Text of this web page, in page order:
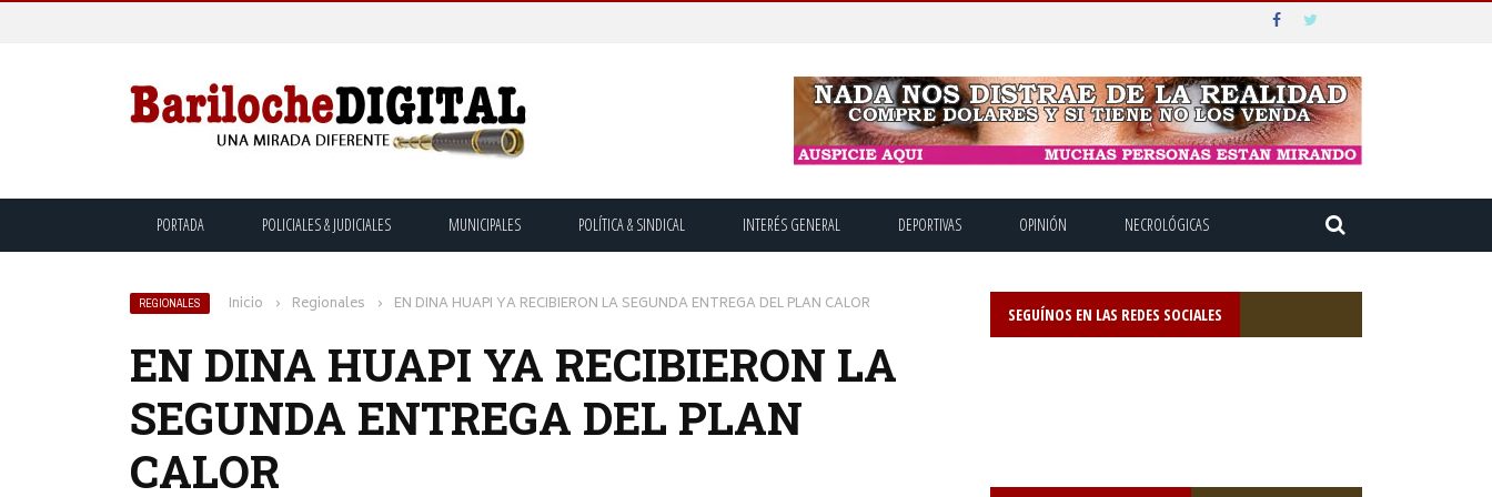
PORTADA POLICIALES & JUDICIALES MUNICIPALES POLÍTICA & SINDICAL INTERÉS GENERAL DEPORTIVAS OPINIÓN NECROLÓGICAS
REGIONALES Inicio › Regionales › EN DINA HUAPI YA RECIBIERON LA SEGUNDA ENTREGA DEL PLAN CALOR
EN DINA HUAPI YA RECIBIERON LA
SEGUNDA ENTREGA DEL PLAN
CALOR
SEGUÍNOS EN LAS REDES SOCIALES